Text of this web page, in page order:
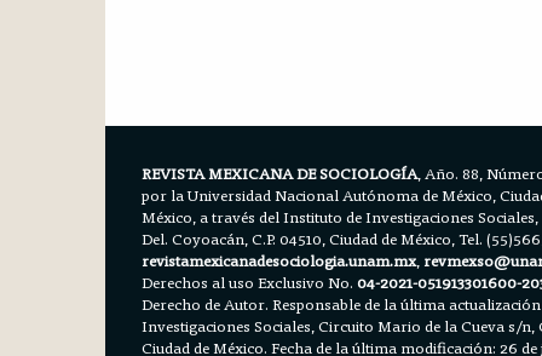
REVISTA MEXICANA DE SOCIOLOGÍA, Año. 88,
por la Universidad Nacional Autónoma de México,
México, a través del Instituto de Investigaciones
Del. Coyoacán, C.P. 04510, Ciudad de México, Tel.
revistamexicanadesociologia.unam.mx,
Derechos al uso Exclusivo No.04-2021-051913301600-
Derecho de Autor. Responsable de la última
Investigaciones Sociales, Circuito Mario de la Cueva s/
Ciudad de México. Fecha de la última modificación: 26